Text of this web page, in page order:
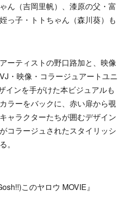
ん（吉岡里帆）、漆原の父・富
っ子・トトちゃん（森川葵）も
ーティストの野口路加と、映像
・映像・コラージュアートユニ
インを手がけた本ビジュアルも
ラーをバックに、赤い扉から覗
ャラクターたちが囲むデザイン
コラージュされたスタイリッシ
。
このヤロウ MOVIE』